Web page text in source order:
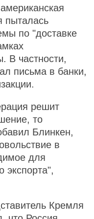
пыталась
по "доставке
В частности,
письма в банки,
решит
то
Блинкен,
в
для
экспорта",
Кремля